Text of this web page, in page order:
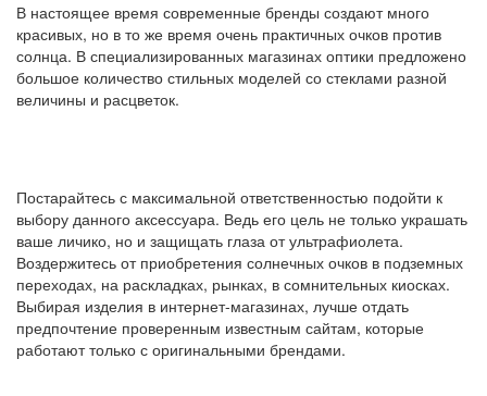
В настоящее время современные бренды создают много
красивых, но в то же время очень практичных очков против
солнца. В специализированных магазинах оптики предложено
большое количество стильных моделей со стеклами разной
величины и расцветок.
Постарайтесь с максимальной ответственностью подойти к
выбору данного аксессуара. Ведь его цель не только украшать
ваше личико, но и защищать глаза от ультрафиолета.
Воздержитесь от приобретения солнечных очков в подземных
переходах, на раскладках, рынках, в сомнительных киосках.
Выбирая изделия в интернет-магазинах, лучше отдать
предпочтение проверенным известным сайтам, которые
работают только с оригинальными брендами.